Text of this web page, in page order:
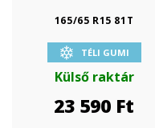
165/65 R15 81T
TÉLI GUMI
Külső raktár
23 590 Ft